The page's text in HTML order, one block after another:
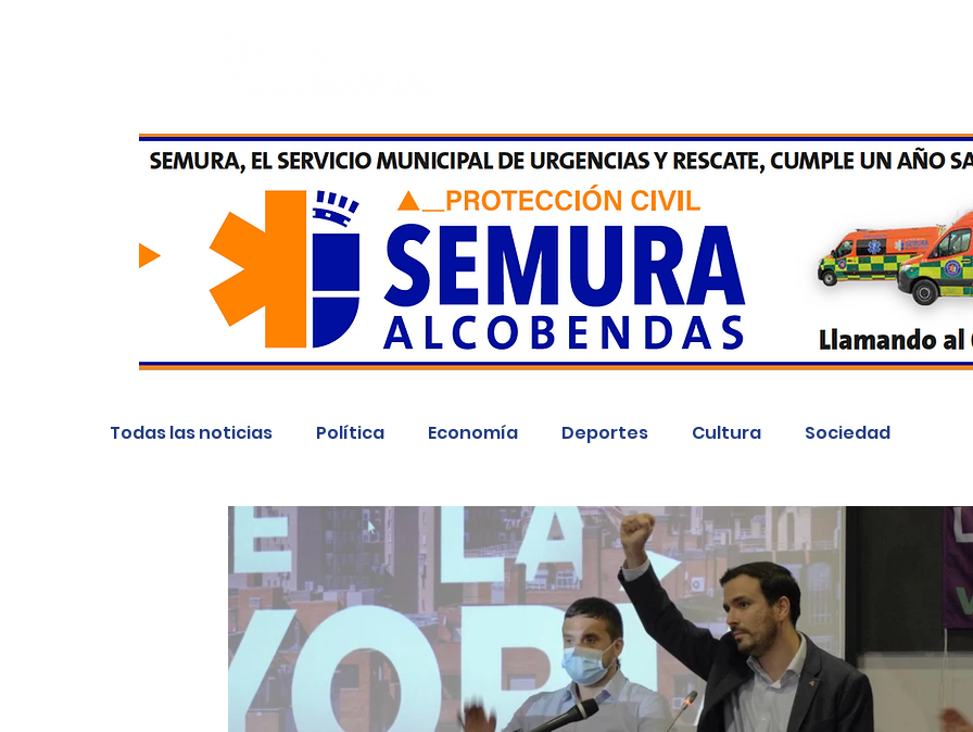
Todas las noticias Política Economía Deportes Cultura Sociedad
Salud y bienestar Educación e infancia Fotodenuncia Opinión Crítica de
La verdad detrás de la guerra Kit Digital Sucesos Fiestas Mayores